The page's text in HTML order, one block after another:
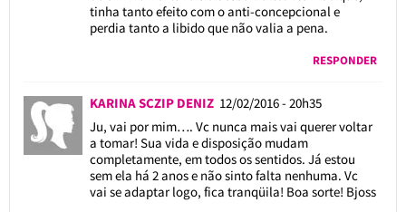
tinha tanto efeito com o anti-concepcional e
perdia tanto a libido que não valia a pena.
RESPONDER
KARINA SCZIP DENIZ 12/02/2016 - 20h35
Ju, vai por mim…. Vc nunca mais vai querer voltar
a tomar! Sua vida e disposição mudam
completamente, em todos os sentidos. Já estou
sem ela há 2 anos e não sinto falta nenhuma. Vc
vai se adaptar logo, fica tranqüila! Boa sorte! Bjoss